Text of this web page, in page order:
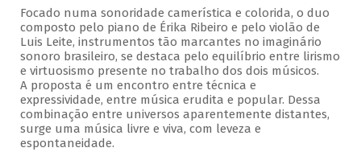
Focado numa sonoridade camerística e colorida, o duo
composto pelo piano de Érika Ribeiro e pelo violão de
Luis Leite, instrumentos tão marcantes no imaginário
sonoro brasileiro, se destaca pelo equilíbrio entre lirismo
e virtuosismo presente no trabalho dos dois músicos.
A proposta é um encontro entre técnica e
expressividade, entre música erudita e popular. Dessa
combinação entre universos aparentemente distantes,
surge uma música livre e viva, com leveza e
espontaneidade.